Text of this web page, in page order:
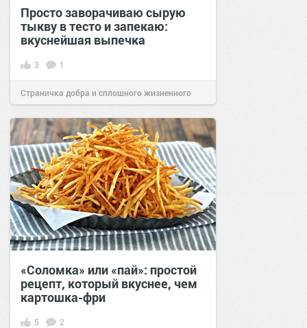
Просто заворачиваю сырую
тыкву в тесто и запекаю:
вкуснейшая выпечка
3 1
Страничка добра и сплошного жизненного
позитива!15:0014 янв 2022
«Соломка» или «пай»: простой
рецепт, который вкуснее, чем
картошка-фри
5 2